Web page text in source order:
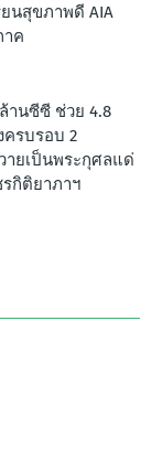
ยนสุขภาพดี AIA
าค
านซีซี ช่วย 4.8
ครบรอบ 2
ายเป็นพระกุศลแด่
รกิติยาภาฯ